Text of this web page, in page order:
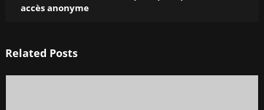
accès anonyme
Related Posts